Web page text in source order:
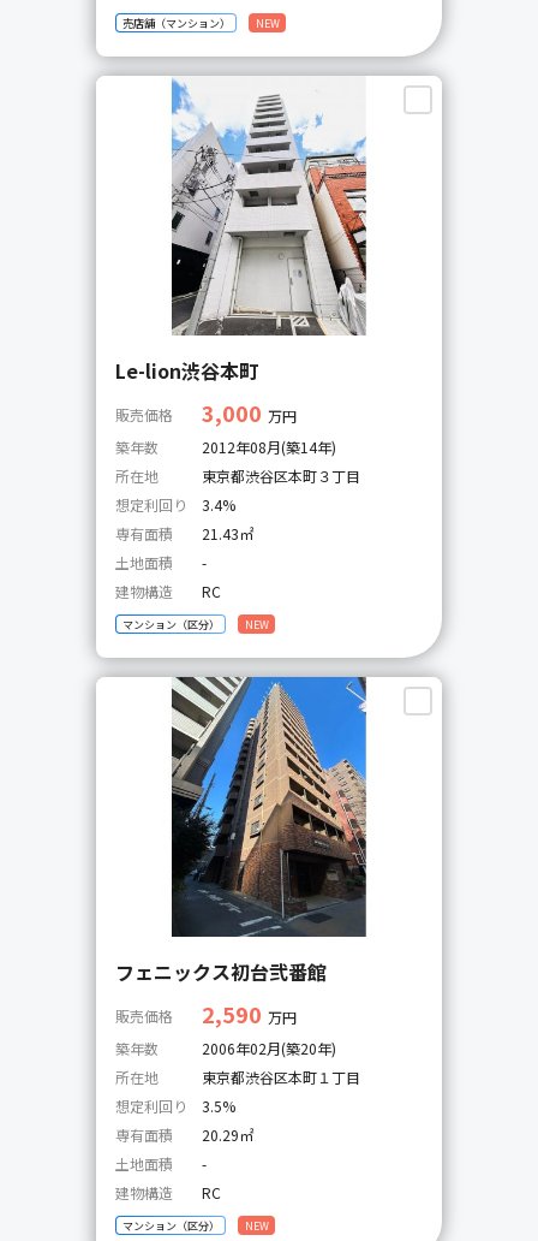
売店舗（マンション） NEW
Le-lion渋谷本町
販売価格 3,000 万円
築年数
2012年08月(築14年)
所在地
東京都渋谷区本町３丁目
想定利回り
3.4%
専有面積
21.43㎡
土地面積
-
建物構造
RC
マンション（区分） NEW
フェニックス初台弐番館
販売価格 2,590 万円
築年数
2006年02月(築20年)
所在地
東京都渋谷区本町１丁目
想定利回り
3.5%
専有面積
20.29㎡
土地面積
-
建物構造
RC
マンション（区分） NEW